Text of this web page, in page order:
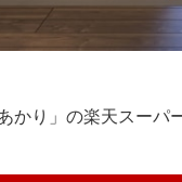
かり」の楽天スーパ